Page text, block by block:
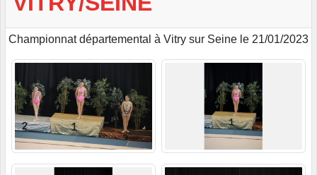
Championnat départemental à Vitry sur Seine le 21/01/2023